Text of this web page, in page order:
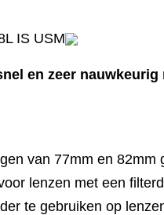
IS USM
en zeer nauwkeurig
van 77mm en 82mm
lenzen met een
te gebruiken op